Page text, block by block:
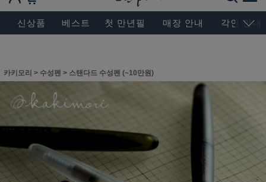
BESEN MASTERPIECE, SINCE 2004
신상품 베스트 첫 만년필 매장 안내 각인 안내
카키모리 > 수성펜 > 스탠다드 수성펜 (~10만원)